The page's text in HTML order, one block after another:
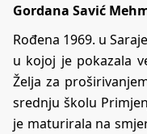
Gordana Savić
Rođena 1969. u
u kojoj je pokazala
Želja za
srednju školu
je maturirala na